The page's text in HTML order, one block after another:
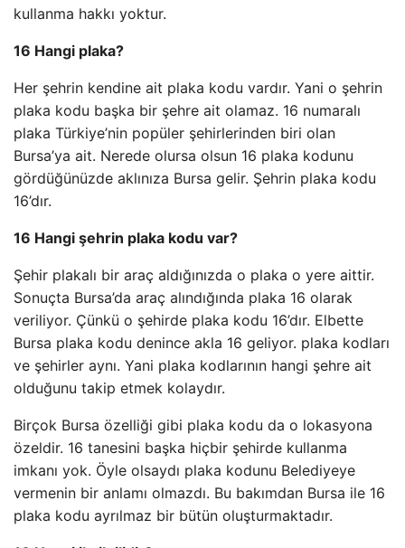
kullanma hakkı yoktur.
16 Hangi plaka?
Her şehrin kendine ait plaka kodu vardır. Yani o şehrin
plaka kodu başka bir şehre ait olamaz. 16 numaralı
plaka Türkiye’nin popüler şehirlerinden biri olan
Bursa’ya ait. Nerede olursa olsun 16 plaka kodunu
gördüğünüzde aklınıza Bursa gelir. Şehrin plaka kodu
16’dır.
16 Hangi şehrin plaka kodu var?
Şehir plakalı bir araç aldığınızda o plaka o yere aittir.
Sonuçta Bursa’da araç alındığında plaka 16 olarak
veriliyor. Çünkü o şehirde plaka kodu 16’dır. Elbette
Bursa plaka kodu denince akla 16 geliyor. plaka kodları
ve şehirler aynı. Yani plaka kodlarının hangi şehre ait
olduğunu takip etmek kolaydır.
Birçok Bursa özelliği gibi plaka kodu da o lokasyona
özeldir. 16 tanesini başka hiçbir şehirde kullanma
imkanı yok. Öyle olsaydı plaka kodunu Belediyeye
vermenin bir anlamı olmazdı. Bu bakımdan Bursa ile 16
plaka kodu ayrılmaz bir bütün oluşturmaktadır.